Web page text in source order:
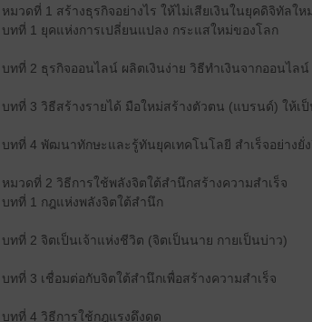
หมวดที่ 1 สร้างธุรกิจอย่างไร ให้ไม่เสียเงินในยุคดิจิทัลให
บทที่ 1 ยุคแห่งการเปลี่ยนแปลง กระแสใหม่ของโลก
บทที่ 2 ธุรกิจออนไลน์ ผลิตเงินง่าย วิธีทำเงินจากออนไลน์
บทที่ 3 วิธีสร้างรายได้ มือใหม่สร้างตัวตน (แบรนด์) ให้เป็
บทที่ 4 พัฒนาทักษะและรู้ทันยุคเทคโนโลยี สำเร็จอย่างยั่
หมวดที่ 2 วิธีการใช้พลังจิตใต้สำนึกสร้างความสำเร็จ
บทที่ 1 กฎแห่งพลังจิตใต้สำนึก
บทที่ 2 จิตเป็นเจ้าแห่งชีวิต (จิตเป็นนาย กายเป็นบ่าว)
บทที่ 3 เชื่อมต่อกับจิตใต้สำนึกเพื่อสร้างความสำเร็จ
บทที่ 4 วิธีการใช้กฎแรงดึงดูด